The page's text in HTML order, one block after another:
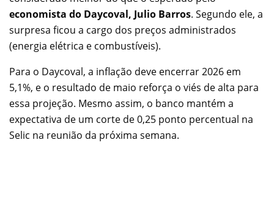
economista do Daycoval, Julio Barros. Segundo ele, a
surpresa ficou a cargo dos preços administrados
(energia elétrica e combustíveis).
Para o Daycoval, a inflação deve encerrar 2026 em
5,1%, e o resultado de maio reforça o viés de alta para
essa projeção. Mesmo assim, o banco mantém a
expectativa de um corte de 0,25 ponto percentual na
Selic na reunião da próxima semana.